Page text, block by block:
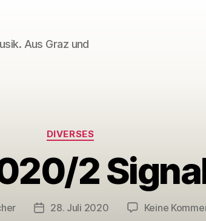
Aus Graz und
Kategorien
DIVERSES
2
Veröffentlichungsdatum
28. Juli 2020 Keine